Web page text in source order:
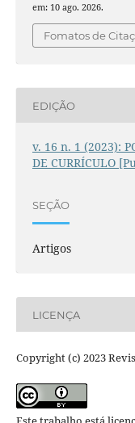
em: 10 ago. 2026.
Fomatos de
EDIÇÃO
v. 16 n. 1 (2023):
DE CURRÍCULO
SEÇÃO
Artigos
LICENÇA
Copyright (c) 2023